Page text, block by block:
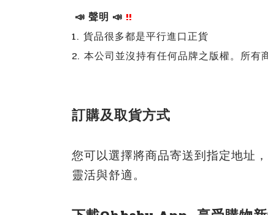
📣 聲明 📣 !!
1. 貨品很多都是平行進口正貨
2. 本公司並沒持有任何品牌之版權。所
訂購及取貨方式
您可以選擇將商品寄送到指定地址
靈活與舒適。